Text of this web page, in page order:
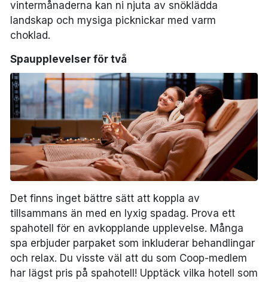
vintermånaderna kan ni njuta av snöklädda
landskap och mysiga picknickar med varm
choklad.
Spaupplevelser för två
Det finns inget bättre sätt att koppla av
tillsammans än med en lyxig spadag. Prova ett
spahotell för en avkopplande upplevelse. Många
spa erbjuder parpaket som inkluderar behandlingar
och relax. Du visste väl att du som Coop-medlem
har lägst pris på spahotell! Upptäck vilka hotell som